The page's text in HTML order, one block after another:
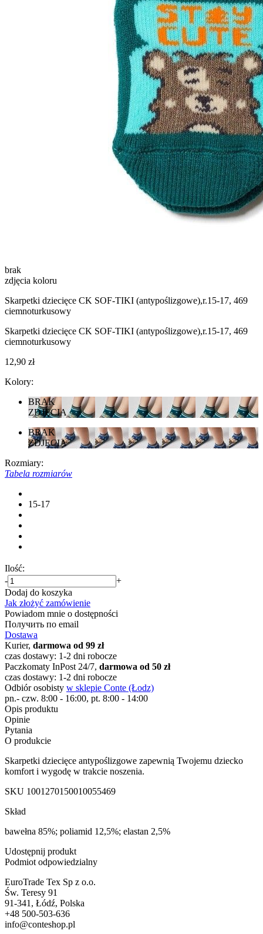
brak
zdjęcia koloru
Skarpetki dziecięce CK SOF-TIKI (antypoślizgowe),r.15-17, 469
ciemnoturkusowy
Skarpetki dziecięce CK SOF-TIKI (antypoślizgowe),r.15-17, 469
ciemnoturkusowy
12,90 zł
Kolory:
BRAK
ZDJĘCIA
BRAK
ZDJĘCIA
Rozmiary:
Tabela rozmiarów
15-17
Ilość:
-
+
Dodaj do koszyka
Jak złożyć zamówienie
Powiadom mnie o dostępności
Получить по email
Dostawa
Kurier, darmowa od 99 zł
czas dostawy: 1-2 dni robocze
Paczkomaty InPost 24/7, darmowa od 50 zł
czas dostawy: 1-2 dni robocze
Odbiór osobisty w sklepie Conte (Łodz)
pn.- czw. 8:00 - 16:00, pt. 8:00 - 14:00
Opis produktu
Opinie
Pytania
O produkcie
Skarpetki dziecięce antypoślizgowe zapewnią Twojemu dziecko
komfort i wygodę w trakcie noszenia.
SKU 1001270150010055469
Skład
bawełna 85%; poliamid 12,5%; elastan 2,5%
Udostępnij produkt
Podmiot odpowiedzialny
EuroTrade Tex Sp z o.o.
Św. Teresy 91
91-341, Łódź, Polska
+48 500-503-636
info@conteshop.pl